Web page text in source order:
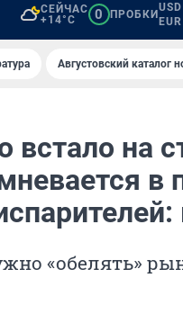
СЕЙЧАС
+14°C
0 ПРОБКИ
Августовский каталог
встало на
в
«обелять»